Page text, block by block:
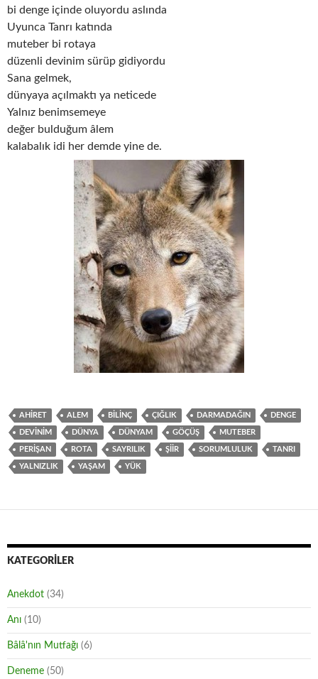
bi denge içinde oluyordu aslında
Uyunca Tanrı katında
muteber bi rotaya
düzenli devinim sürüp gidiyordu
Sana gelmek,
dünyaya açılmaktı ya neticede
Yalnız benimsemeye
değer bulduğum âlem
kalabalık idi her demde yine de.
AHIRET ALEM BILINÇ ÇIĞLIK DARMADAĞIN DENGE
DEVINIM DÜNYA DÜNYAM GÖÇÜŞ MUTEBER
PERIŞAN ROTA SAYRILIK ŞIIR SORUMLULUK TANRI
YALNIZLIK YAŞAM YÜK
KATEGORILER
Anekdot (34)
Anı (10)
Bâlâ'nın Mutfağı (6)
Deneme (50)